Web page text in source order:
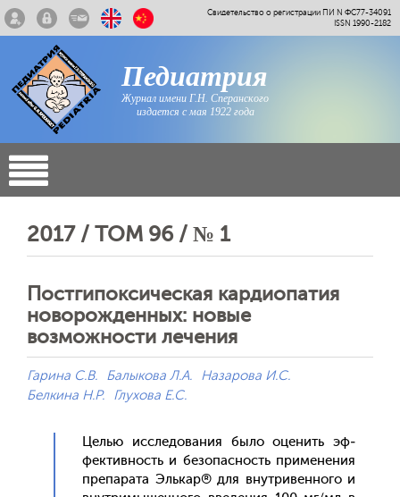
Свидетельство о регистрации ПИ N ФС77-34091
ISSN 1990-2182
Педиатрия
Журнал имени Г.Н. Сперанского
издается с мая 1922 года
2017 / ТОМ 96 / № 1
Постгипоксическая кардиопатия
новорожденных: новые
возможности лечения
Гарина С.В. Балыкова Л.А.
Назарова И.С.
Белкина Н.Р.
Глухова Е.С.
Целью ис­сле­дова­ния бы­ло оце­нить эф­
фектив­ность и бе­зопас­ность при­мене­ния
пре­пара­та Эль­кар® для внут­ри­вен­но­го и